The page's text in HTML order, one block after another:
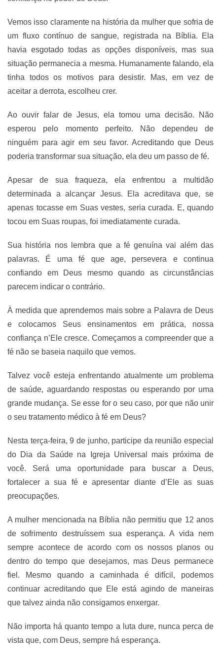
Vemos isso claramente na história da mulher que sofria de
um fluxo contínuo de sangue, registrada na Bíblia. Ela
havia esgotado todas as opções disponíveis, mas sua
situação permanecia a mesma. Humanamente falando, ela
tinha todos os motivos para desistir. Mas, em vez de
aceitar a derrota, escolheu crer.
Ao ouvir falar de Jesus, ela tomou uma decisão. Não
esperou pelo momento perfeito. Não dependeu de
ninguém para agir em seu favor. Acreditando que Deus
poderia transformar sua situação, ela deu um passo de fé.
Apesar de sua fraqueza, ela enfrentou a multidão
determinada a alcançar Jesus. Ela acreditava que, se
apenas tocasse em Suas vestes, seria curada. E, quando
tocou em Suas roupas, foi imediatamente curada.
Sua história nos lembra que a fé genuína vai além das
palavras. É uma fé que age, persevera e continua
confiando em Deus mesmo quando as circunstâncias
parecem indicar o contrário.
À medida que aprendemos mais sobre a Palavra de Deus
e colocamos Seus ensinamentos em prática, nossa
confiança n’Ele cresce. Começamos a compreender que a
fé não se baseia naquilo que vemos.
Talvez você esteja enfrentando atualmente um problema
de saúde, aguardando respostas ou esperando por uma
grande mudança. Se esse for o seu caso, por que não unir
o seu tratamento médico à fé em Deus?
Nesta terça-feira, 9 de junho, participe da reunião especial
do Dia da Saúde na Igreja Universal mais próxima de
você. Será uma oportunidade para buscar a Deus,
fortalecer a sua fé e apresentar diante d’Ele as suas
preocupações.
A mulher mencionada na Bíblia não permitiu que 12 anos
de sofrimento destruíssem sua esperança. A vida nem
sempre acontece de acordo com os nossos planos ou
dentro do tempo que desejamos, mas Deus permanece
fiel. Mesmo quando a caminhada é difícil, podemos
continuar acreditando que Ele está agindo de maneiras
que talvez ainda não consigamos enxergar.
Não importa há quanto tempo a luta dure, nunca perca de
vista que, com Deus, sempre há esperança.